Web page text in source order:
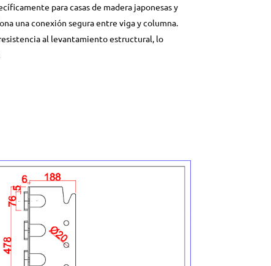
para casas de madera japonesas y
una conexión segura entre viga y columna.
al levantamiento estructural, lo